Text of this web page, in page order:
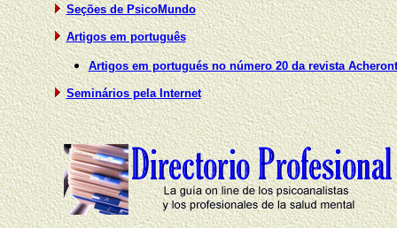
Seções de PsicoMundo
Artigos em português
Artigos em portugués no número 20 da revista
Seminários pela Internet